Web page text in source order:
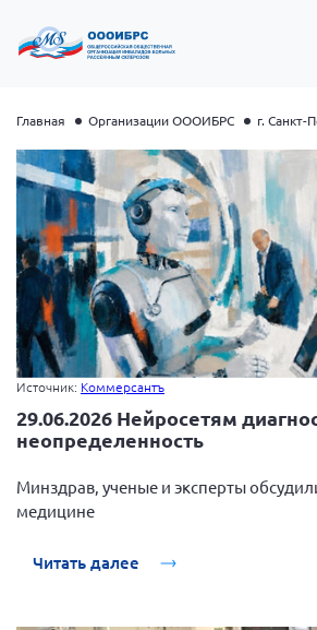
Президент Власов Я.В.
Первый вице-президент
Генеральный директор
Вице-президент Шишлянников
Отдел международных
Главная Организации ОООИБРС г. Санкт-
Источник: Коммерсантъ
29.06.2026 Нейросетям
неопределенность
Минздрав, ученые и эксперты
медицине
Читать далее